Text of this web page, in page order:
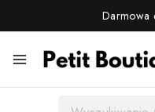
Darmowa